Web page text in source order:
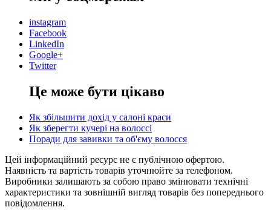
instagram
Facebook
LinkedIn
Google+
Twitter
Це може бути цікаво
Як збільшити дохід у салоні краси
Як зберегти кучері на волоссі
Поради для завивки та об'єму волосся
Цей інформаційний ресурс не є публічною офертою.
Наявність та вартість товарів уточнюйте за телефоном.
Виробники залишають за собою право змінювати технічні
характеристики та зовнішній вигляд товарів без попереднього
повідомлення.